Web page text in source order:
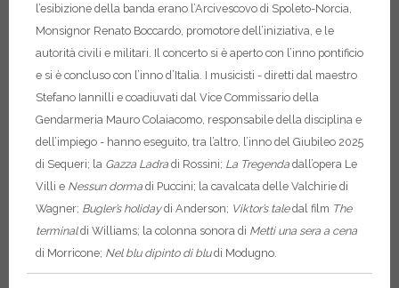
l’esibizione della banda erano l’Arcivescovo di Spoleto-Norcia,
Monsignor Renato Boccardo, promotore dell’iniziativa, e le
autorità civili e militari. Il concerto si è aperto con l’inno pontificio
e si è concluso con l’inno d’Italia. I musicisti - diretti dal maestro
Stefano Iannilli e coadiuvati dal Vice Commissario della
Gendarmeria Mauro Colaiacomo, responsabile della disciplina e
dell’impiego - hanno eseguito, tra l’altro, l’inno del Giubileo 2025
di Sequeri; la Gazza Ladra di Rossini; La Tregenda dall’opera Le
Villi e Nessun dorma di Puccini; la cavalcata delle Valchirie di
Wagner; Bugler’s holidaydi Anderson; Viktor’s taledal film The
terminaldi Williams; la colonna sonora di Metti una sera a cena
di Morricone; Nel blu dipinto di bludi Modugno.